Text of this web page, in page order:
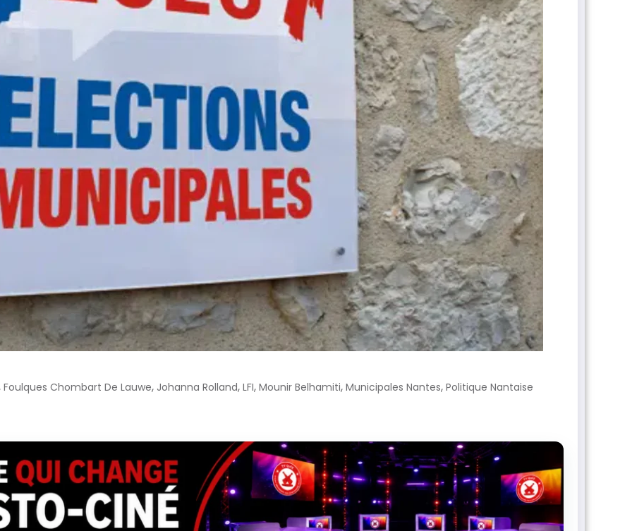
Foulques Chombart De Lauwe, Johanna Rolland, LFI, Mounir Belhamiti, Municipales Nantes, Politique Nantaise